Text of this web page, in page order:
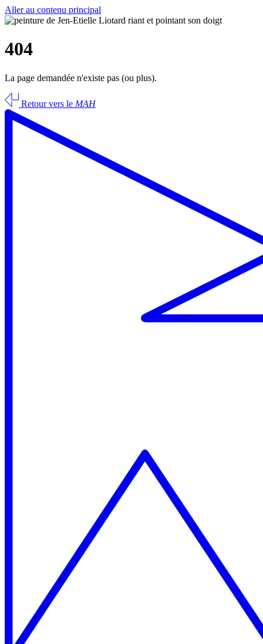
Aller au contenu principal
404
La page demandée n'existe pas (ou plus).
Retour vers le MAH